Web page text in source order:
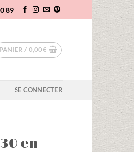
89
PANIER /0,00€
SE CONNECTER
en